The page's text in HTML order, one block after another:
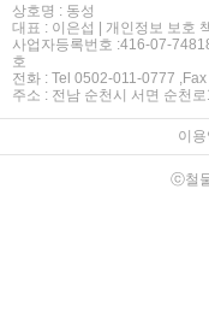
상호명 : 동성
대표 : 이은섭 | 개인정보 보호
사업자등록번호 :416-07-
호
전화 : Tel 0502-011-0777
주소 : 전남 순천시 서면 순천
이
ⓒ철